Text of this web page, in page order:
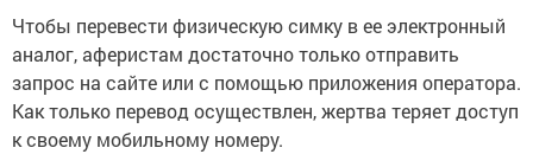
Чтобы перевести физическую симку в ее электронный
аналог, аферистам достаточно только отправить
запрос на сайте или с помощью приложения оператора.
Как только перевод осуществлен, жертва теряет доступ
к своему мобильному номеру.